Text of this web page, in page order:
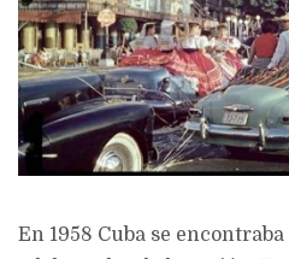
En 1958 Cuba se